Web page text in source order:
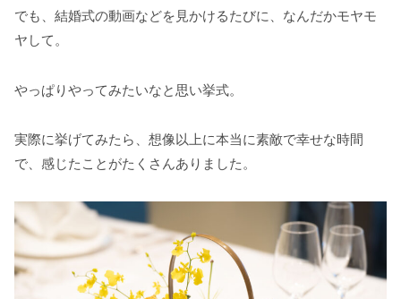
でも、結婚式の動画などを見かけるたびに、なんだかモヤモ
ヤして。
やっぱりやってみたいなと思い挙式。
実際に挙げてみたら、想像以上に本当に素敵で幸せな時間
で、感じたことがたくさんありました。